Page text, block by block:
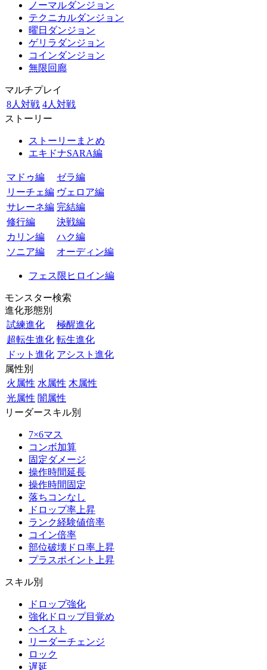
ノーマルダンジョン
テクニカルダンジョン
曜日ダンジョン
ゲリラダンジョン
コインダンジョン
無限回廊
マルチプレイ
8人対戦 4人対戦
ストーリー
ストーリーまとめ
エキドナSARA編
マドゥ編
ゼラ編
リーチェ編 ヴェロア編
サレーネ編 完結編
修行編
決戦編
カリン編
ハク編
ソニア編
オーディン編
フェス限ヒロイン編
モンスター検索
進化形態別
試練進化
極醒進化
超転生進化 転生進化
ドット進化 アシスト進化
属性別
火属性 水属性 木属性
光属性 闇属性
リーダースキル別
7×6マス
コンボ加算
固定ダメージ
操作時間延長
操作時間固定
落ちコンなし
ドロップ率上昇
ランク経験値倍率
コイン倍率
部位破壊ドロ率上昇
プラスポイント上昇
スキル別
ドロップ強化
強化ドロップ目覚め
ヘイスト
リーダーチェンジ
ロック
遅延